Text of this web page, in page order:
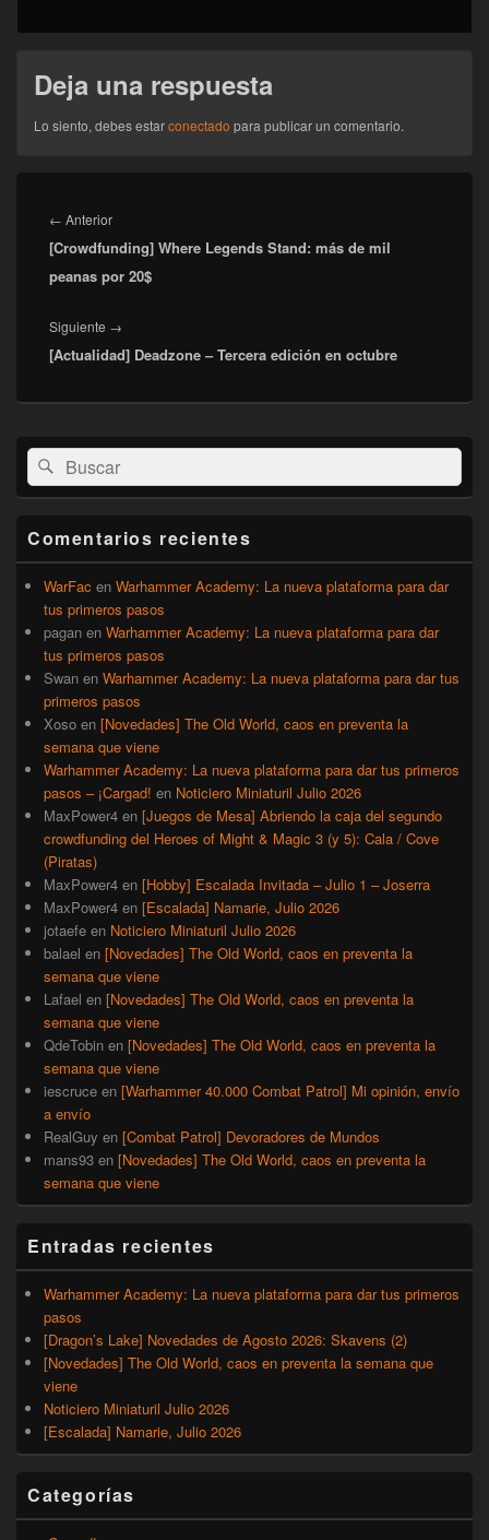
Deja una respuesta
Lo siento, debes estarconectado para publicar un comentario.
de
entradas
← AnteriorEntrada
anterior:
[Crowdfunding] Where Legends Stand: más de mil
peanas por 20$
Siguiente →
siguiente:
[Actualidad] Deadzone – Tercera edición en octubre
área
de
widget
lateral
primaria
Buscar
por:
Buscar
Comentarios recientes
WarFac en Warhammer Academy: La nueva plataforma para dar
tus primeros pasos
pagan en Warhammer Academy: La nueva plataforma para dar
tus primeros pasos
Swan en Warhammer Academy: La nueva plataforma para dar tus
primeros pasos
Xoso en [Novedades] The Old World, caos en preventa la
semana que viene
Warhammer Academy: La nueva plataforma para dar tus primeros
pasos – ¡Cargad! en Noticiero Miniaturil Julio 2026
MaxPower4 en [Juegos de Mesa] Abriendo la caja del segundo
crowdfunding del Heroes of Might & Magic 3 (y 5): Cala / Cove
(Piratas)
MaxPower4 en [Hobby] Escalada Invitada – Julio 1 – Joserra
MaxPower4 en [Escalada] Namarie, Julio 2026
jotaefe en Noticiero Miniaturil Julio 2026
balael en [Novedades] The Old World, caos en preventa la
semana que viene
Lafael en [Novedades] The Old World, caos en preventa la
semana que viene
QdeTobin en [Novedades] The Old World, caos en preventa la
semana que viene
iescruce en [Warhammer 40.000 Combat Patrol] Mi opinión, envío
a envío
RealGuy en [Combat Patrol] Devoradores de Mundos
mans93 en [Novedades] The Old World, caos en preventa la
semana que viene
Entradas recientes
Warhammer Academy: La nueva plataforma para dar tus primeros
pasos
[Dragon’s Lake] Novedades de Agosto 2026: Skavens (2)
[Novedades] The Old World, caos en preventa la semana que
viene
Noticiero Miniaturil Julio 2026
[Escalada] Namarie, Julio 2026
Categorías